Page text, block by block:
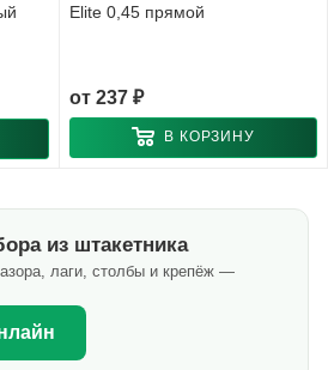
Elite 0,45 прямой
от 237 ₽
В КОРЗИНУ
из штакетника
лаги, столбы и крепёж —